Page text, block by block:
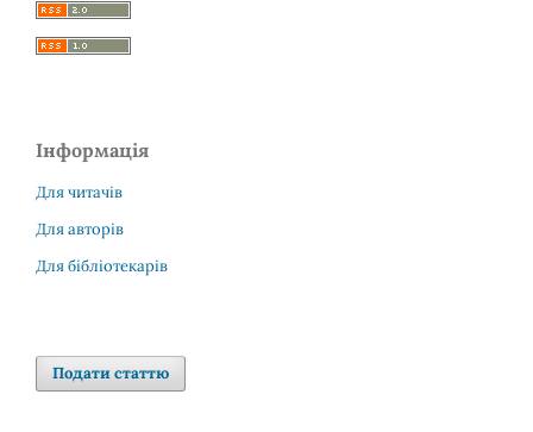
Інформація
Для читачів
Для авторів
Для бібліотекарів
Подати статтю